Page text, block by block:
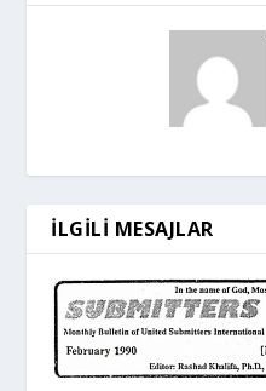
İLGILI MESAJLAR